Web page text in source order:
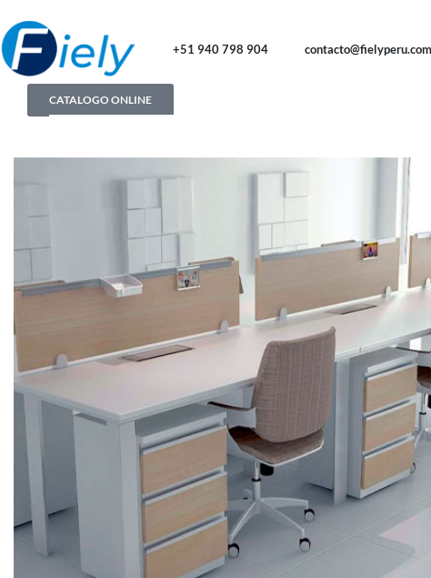
+51 940 798 904 contacto@fielyperu.com
CATALOGO ONLINE